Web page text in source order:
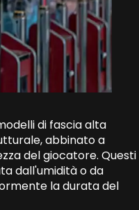
di fascia alta
abbinato a
del giocatore. Questi
dall'umidità o da
la durata del